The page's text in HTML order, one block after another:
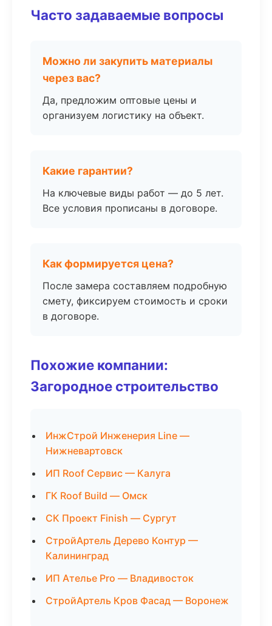
Часто задаваемые вопросы
Можно ли закупить материалы
через вас?
Да, предложим оптовые цены и
организуем логистику на объект.
Какие гарантии?
На ключевые виды работ — до 5 лет.
Все условия прописаны в договоре.
Как формируется цена?
После замера составляем подробную
смету, фиксируем стоимость и сроки
в договоре.
Похожие компании:
Загородное строительство
ИнжСтрой Инженерия Line —
Нижневартовск
ИП Roof Сервис — Калуга
ГК Roof Build — Омск
СК Проект Finish — Сургут
СтройАртель Дерево Контур —
Калининград
ИП Ателье Pro — Владивосток
СтройАртель Кров Фасад — Воронеж